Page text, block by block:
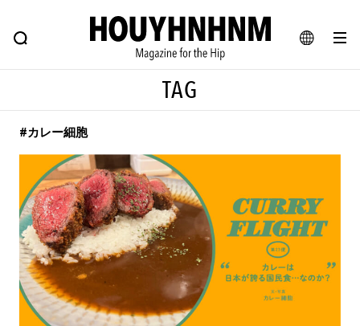
JA
FEATURE BLOG SNAP
ヒップなファッション、カルチャー、ライフスタイルWEBマガジン
#注目のタグ
#SHOPPING ADDICT #憧れの逸品
#ESSENTIAL DESIGNS #古着サミット
#NEW VINTAGE #マイナーグッド図鑑
#路地裏てぃーん。 #MONTHLY JOURNAL
#GH 銘品の所以 #フイナムのYouTube
#Commune H #FOCUS IT
TAG
#カレー細胞